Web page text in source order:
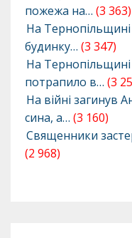
пожежа на… (3 363)
На
будинку… (3 347)
На
потрапило в… (3
На війні загинув
сина, а… (3 160)
Священники
(2 968)